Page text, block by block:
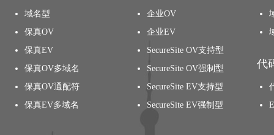
域名型
保真OV
保真EV
保真OV多域名
保真OV通配符
保真EV多域名
企业OV
企业EV
SecureSite OV支持型
SecureSite OV强制型
SecureSite EV支持型
SecureSite EV强制型
代